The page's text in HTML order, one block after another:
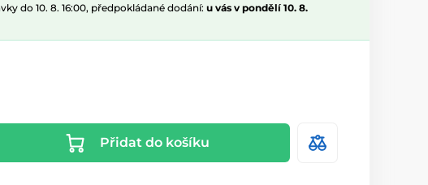
do 10. 8. 16:00, předpokládané dodání: u vás v pondělí 10. 8.
Přidat do košíku